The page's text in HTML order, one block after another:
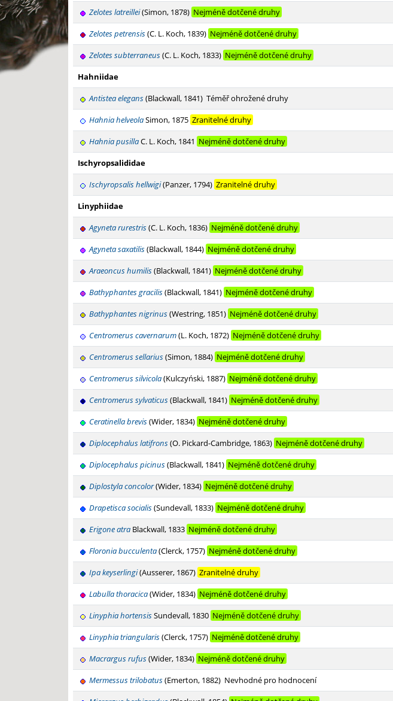
Zelotes latreillei(Simon, 1878) Nejméně dotčené druhy
Zelotes petrensis(C. L. Koch, 1839) Nejméně dotčené druhy
Zelotes subterraneus(C. L. Koch, 1833) Nejméně dotčené druhy
Hahniidae
Antistea elegans(Blackwall, 1841) Téměř ohrožené druhy
Hahnia helveolaSimon, 1875 Zranitelné druhy
Hahnia pusillaC. L. Koch, 1841 Nejméně dotčené druhy
Ischyropsalididae
Ischyropsalis hellwigi(Panzer, 1794) Zranitelné druhy
Linyphiidae
Agyneta rurestris(C. L. Koch, 1836) Nejméně dotčené druhy
Agyneta saxatilis(Blackwall, 1844) Nejméně dotčené druhy
Araeoncus humilis(Blackwall, 1841) Nejméně dotčené druhy
Bathyphantes gracilis(Blackwall, 1841) Nejméně dotčené druhy
Bathyphantes nigrinus(Westring, 1851) Nejméně dotčené druhy
Centromerus cavernarum(L. Koch, 1872) Nejméně dotčené druhy
Centromerus sellarius(Simon, 1884) Nejméně dotčené druhy
Centromerus silvicola(Kulczyński, 1887) Nejméně dotčené druhy
Centromerus sylvaticus(Blackwall, 1841) Nejméně dotčené druhy
Ceratinella brevis(Wider, 1834) Nejméně dotčené druhy
Diplocephalus latifrons(O. Pickard-Cambridge, 1863) Nejméně dotčené druhy
Diplocephalus picinus(Blackwall, 1841) Nejméně dotčené druhy
Diplostyla concolor(Wider, 1834) Nejméně dotčené druhy
Drapetisca socialis(Sundevall, 1833) Nejméně dotčené druhy
Erigone atra Blackwall, 1833 Nejméně dotčené druhy
Floronia bucculenta(Clerck, 1757) Nejméně dotčené druhy
Ipa keyserlingi(Ausserer, 1867) Zranitelné druhy
Labulla thoracica(Wider, 1834) Nejméně dotčené druhy
Linyphia hortensisSundevall, 1830 Nejméně dotčené druhy
Linyphia triangularis(Clerck, 1757) Nejméně dotčené druhy
Macrargus rufus(Wider, 1834) Nejméně dotčené druhy
Mermessus trilobatus(Emerton, 1882) Nevhodné pro hodnocení